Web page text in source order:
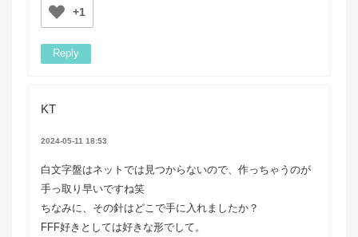
+1
Reply
KT
2024-05-11 18:53
白文字盤はネットでは見つからないので、作っちゃうのが
手っ取り早いですね笑
ちなみに、その針はどこで手に入れましたか？
FFF好きとしては好きな形でして。